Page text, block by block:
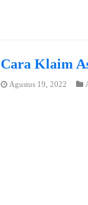
Cara Klaim
Agustus 19, 2022